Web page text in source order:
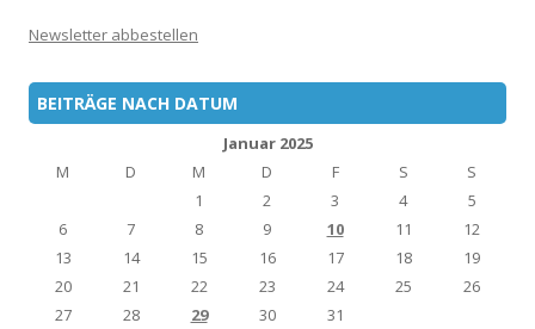
Newsletter abbestellen
BEITRÄGE NACH DATUM
Januar 2025
M
D M D F S
S
1
2 3 4
5
6
7 8 9 10 11
12
13
14 15 16 17 18
19
20
21 22 23 24 25
26
27
28 29 30 31